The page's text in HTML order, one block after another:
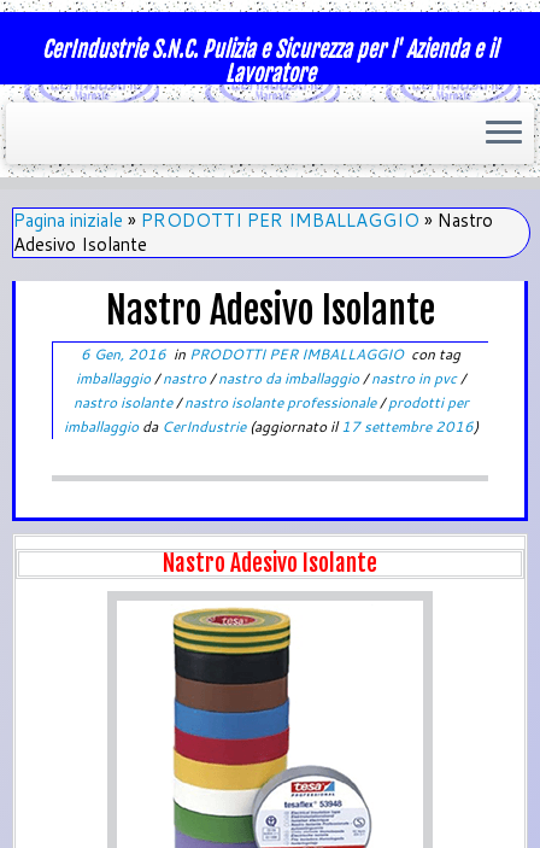
CerIndustrie S.N.C. Pulizia e Sicurezza per l' Azienda e il
Lavoratore
Pagina iniziale » PRODOTTI PER IMBALLAGGIO » Nastro
Adesivo Isolante
Nastro Adesivo Isolante
6 Gen, 2016 in PRODOTTI PER IMBALLAGGIO con tag
imballaggio/nastro/nastro da imballaggio/nastro in pvc/
nastro isolante/nastro isolante professionale/prodotti per
imballaggioda CerIndustrie(aggiornato il17 settembre 2016)
Nastro Adesivo Isolante